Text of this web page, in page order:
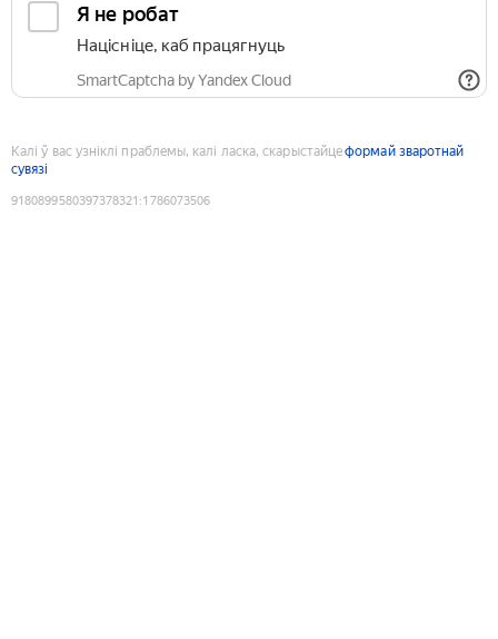
Я не робат
Націсніце, каб працягнуць
SmartCaptcha by Yandex Cloud
Калі ў вас узніклі праблемы, калі ласка, скарыстайцеформай зваротнай
сувязі
9180899580397378321 :1786073506